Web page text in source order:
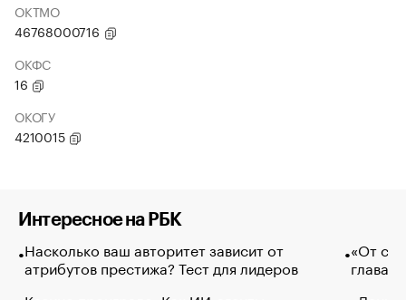
ОКТМО
46768000716
ОКФС
16
ОКОГУ
4210015
Интересное на РБК
Насколько ваш авторитет зависит от
атрибутов престижа? Тест для лидеров
«От
глава